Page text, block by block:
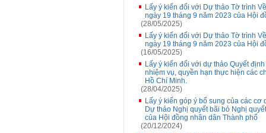
Lấy ý kiến đối với Dự thảo Tờ trình
ngày 19 tháng 9 năm 2023 của Hội
(28/05/2025)
Lấy ý kiến đối với Dự thảo Tờ trình
ngày 19 tháng 9 năm 2023 của Hội
(16/05/2025)
Lấy ý kiến đối với dự thảo Quyết
nhiệm vụ, quyền hạn thực hiện các
Hồ Chí Minh.
(28/04/2025)
Lấy ý kiến góp ý bổ sung của các
Dự thảo Nghị quyết bãi bỏ Nghị
của Hội đồng nhân dân Thành phố
(20/12/2024)